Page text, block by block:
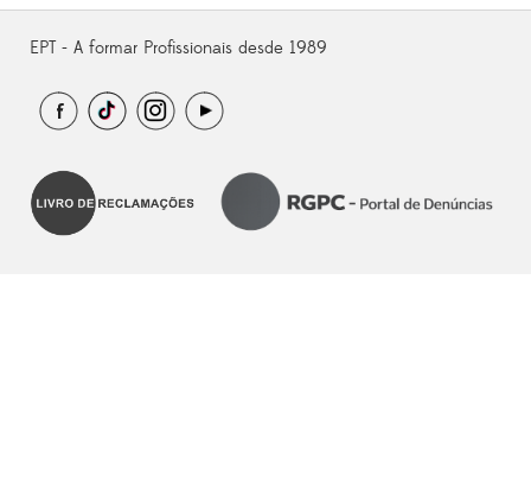
EPT - A formar Profissionais desde 1989